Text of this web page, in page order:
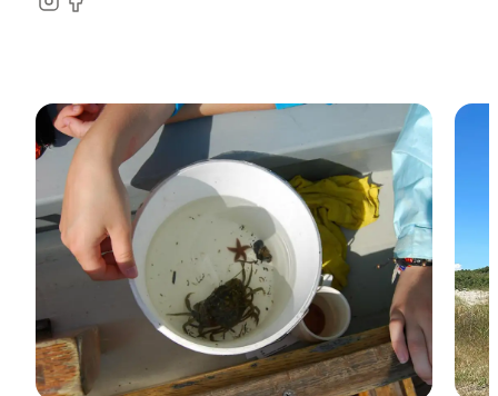
Instagram
Facebook